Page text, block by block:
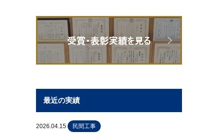
最近の実績
2026.04.15 民間工事